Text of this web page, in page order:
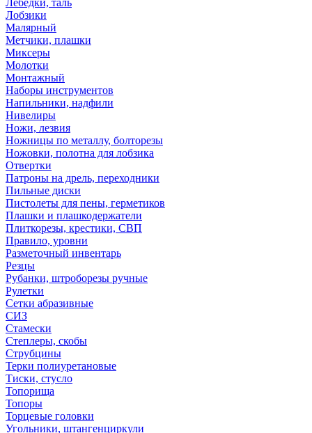
Лебёдки, таль
Лобзики
Малярный
Метчики, плашки
Миксеры
Молотки
Монтажный
Наборы инструментов
Напильники, надфили
Нивелиры
Ножи, лезвия
Ножницы по металлу, болторезы
Ножовки, полотна для лобзика
Отвертки
Патроны на дрель, переходники
Пильные диски
Пистолеты для пены, герметиков
Плашки и плашкодержатели
Плиткорезы, крестики, СВП
Правило, уровни
Разметочный инвентарь
Резцы
Рубанки, штроборезы ручные
Рулетки
Сетки абразивные
СИЗ
Стамески
Степлеры, скобы
Струбцины
Терки полиуретановые
Тиски, стусло
Топорища
Топоры
Торцевые головки
Угольники, штангенциркули